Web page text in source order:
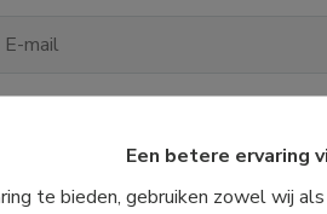
Een betere ervaring
te bieden, gebruiken zowel wij